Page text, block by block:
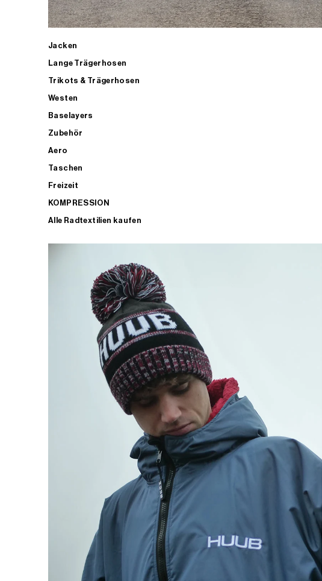
Jacken
Lange Trägerhosen
Trikots & Trägerhosen
Westen
Baselayers
Zubehör
Aero
Taschen
Freizeit
KOMPRESSION
Alle Radtextilien kaufen